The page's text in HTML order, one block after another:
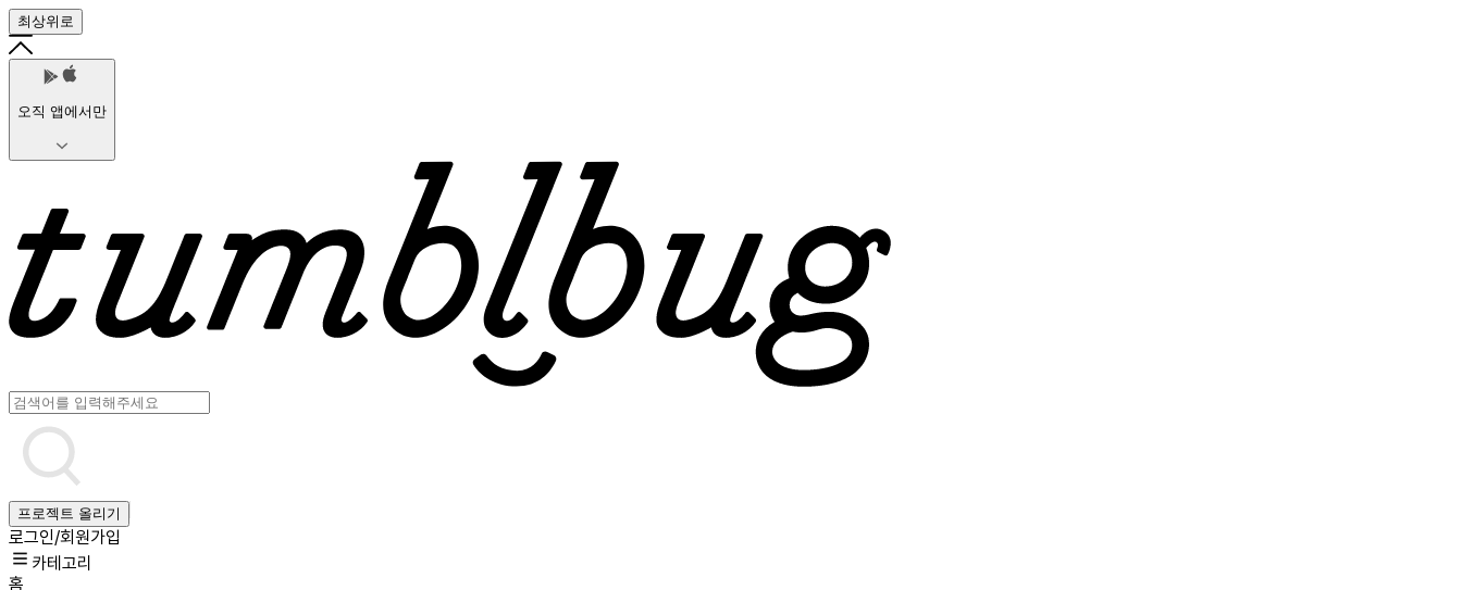
최상위로
오직 앱에서만
프로젝트 올리기
로그인/회원가입
카테고리
홈